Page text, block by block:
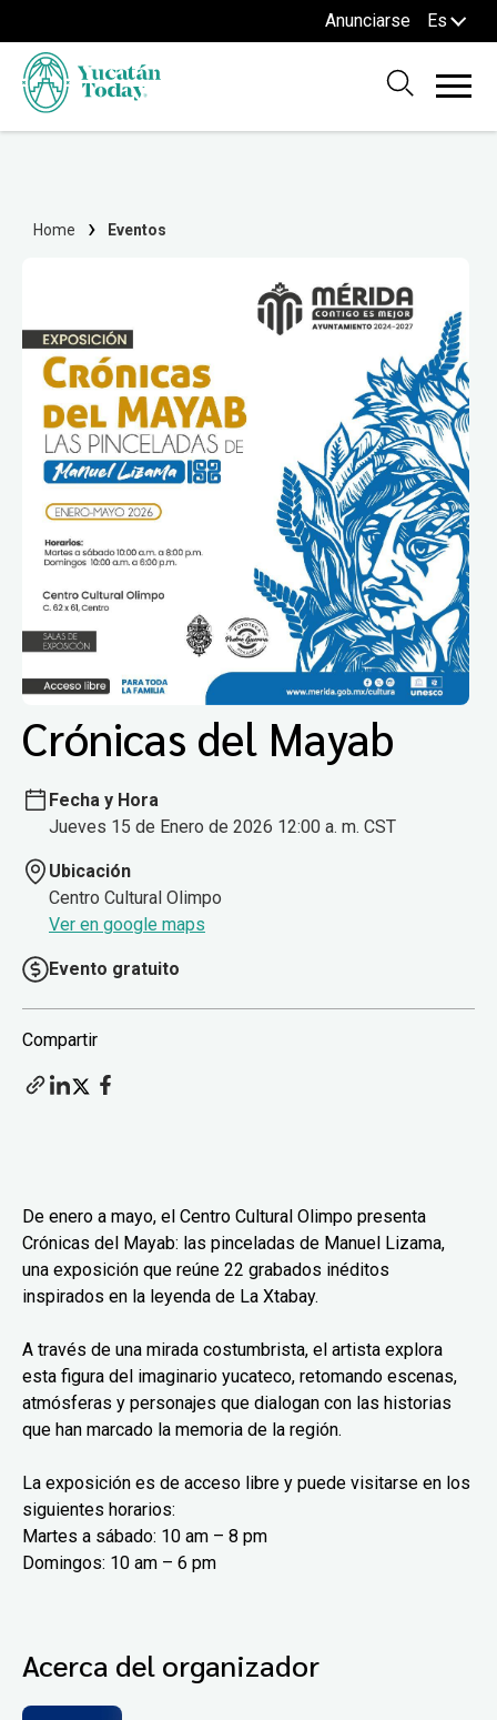
Anunciarse Es
Home Eventos
Crónicas del Mayab
Fecha y Hora
Jueves 15 de Enero de 2026 12:00 a. m. CST
Ubicación
Centro Cultural Olimpo
Ver en google maps
Evento gratuito
Compartir
De enero a mayo, el Centro Cultural Olimpo presenta
Crónicas del Mayab: las pinceladas de Manuel Lizama,
una exposición que reúne 22 grabados inéditos
inspirados en la leyenda de La Xtabay.
A través de una mirada costumbrista, el artista explora
esta figura del imaginario yucateco, retomando escenas,
atmósferas y personajes que dialogan con las historias
que han marcado la memoria de la región.
La exposición es de acceso libre y puede visitarse en los
siguientes horarios:
Martes a sábado: 10 am – 8 pm
Domingos: 10 am – 6 pm
Acerca del organizador